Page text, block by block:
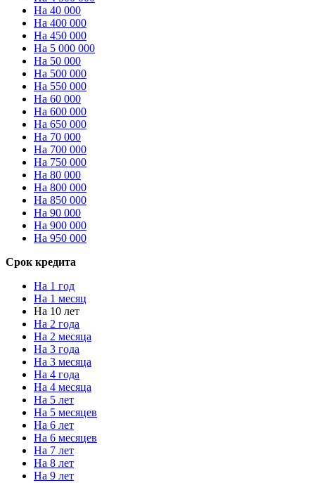
На 40 000
На 400 000
На 450 000
На 5 000 000
На 50 000
На 500 000
На 550 000
На 60 000
На 600 000
На 650 000
На 70 000
На 700 000
На 750 000
На 80 000
На 800 000
На 850 000
На 90 000
На 900 000
На 950 000
Срок кредита
На 1 год
На 1 месяц
На 10 лет
На 2 года
На 2 месяца
На 3 года
На 3 месяца
На 4 года
На 4 месяца
На 5 лет
На 5 месяцев
На 6 лет
На 6 месяцев
На 7 лет
На 8 лет
На 9 лет